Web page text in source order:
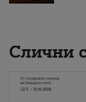
Слични